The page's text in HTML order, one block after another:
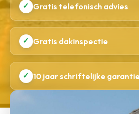
✓ Gratis telefonisch advies
✓ Gratis dakinspectie
✓ 10 jaar schriftelijke garantie